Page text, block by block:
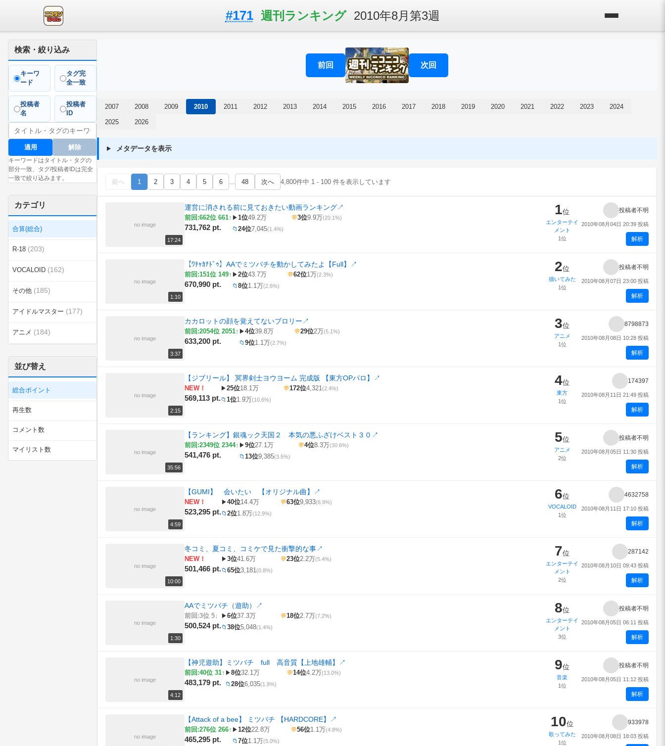
#171 週刊ランキング 2010年8月第3週
検索・絞り込み
キーワ
ード
タグ完
全一致
投稿者
名
投稿者
ID
適用 解除
キーワードはタイトル・タグの
部分一致、タグ/投稿者IDは完全
一致で絞り込みます。
カテゴリ
合算(総合)
R-18 (203)
VOCALOID (162)
その他 (185)
アイドルマスター (177)
アニメ (184)
ゲーム (167)
スポーツ
並び替え
総合ポイント
再生数
コメント数
マイリスト数
前回 次回
2007 2008 2009 2010 2011 2012 2013 2014 2015 2016 2017 2018 2019 2020 2021 2022 2023 2024
2025 2026
メタデータを表示
前へ 1 2 3 4 5 6 ... 48 次へ 4,800件中 1 - 100 件を表示しています
no image
17:24
運営に消される前に見ておきたい動画ランキング↗
前回:662位 661↑
731,762 pt.
▶1位49.2万 💬3位9.9万(20.1%)
📁 24位7,045(1.4%)
1位
エンターテイ
メント
1位
投稿者不明
2010年08月04日 20:39 投稿
解析
no image
1:10
【ﾜﾁｬｶﾅﾄﾞｩ】AAでミツバチを動かしてみたよ【Full】 ↗
前回:151位 149↑
670,990 pt.
▶2位43.7万 💬62位1万(2.3%)
📁 8位1.1万(2.6%)
2位
描いてみた
1位
投稿者不明
2010年08月07日 23:00 投稿
解析
no image
3:37
カカロットの顔を覚えてないブロリー↗
前回:2054位 2051↑
633,200 pt.
▶4位39.8万 💬29位2万(5.1%)
📁 9位1.1万(2.7%)
3位
アニメ
1位
8798873
2010年08月08日 10:28 投稿
解析
no image
2:15
【ジブリール】 冥界剣士ヨウヨーム 完成版 【東方OPパロ】 ↗
NEW！
569,113 pt.
▶25位18.1万 💬172位4,321(2.4%)
📁 1位1.9万(10.6%)
4位
東方
1位
174397
2010年08月11日 21:49 投稿
解析
no image
35:56
【ランキング】銀魂ック天国２ 本気の悪ふざけベスト３０ ↗
前回:2349位 2344↑
541,476 pt.
▶9位27.1万 💬4位8.3万(30.6%)
📁 13位9,385(3.5%)
5位
アニメ
2位
投稿者不明
2010年08月05日 11:30 投稿
解析
no image
4:59
【GUMI】 会いたい 【オリジナル曲】 ↗
NEW！
523,295 pt.
▶40位14.4万 💬63位9,933(6.9%)
📁 2位1.8万(12.9%)
6位
VOCALOID
1位
4632758
2010年08月11日 17:10 投稿
解析
no image
10:00
冬コミ、夏コミ、コミケで見た衝撃的な事↗
NEW！
501,466 pt.
▶3位41.6万 💬23位2.2万(5.4%)
📁 65位3,181(0.8%)
7位
エンターテイ
メント
2位
287142
2010年08月10日 09:43 投稿
解析
no image
1:30
AAでミツバチ（遊助） ↗
前回:3位 5↓
500,524 pt.
▶6位37.3万 💬18位2.7万(7.2%)
📁 38位5,048(1.4%)
8位
エンターテイ
メント
3位
投稿者不明
2010年08月05日 06:11 投稿
解析
no image
4:12
【神児遊助】ミツバチ full 高音質【上地雄輔】 ↗
前回:40位 31↑
483,179 pt.
▶8位32.1万 💬14位4.2万(13.0%)
📁 28位6,035(1.9%)
9位
音楽
1位
投稿者不明
2010年08月05日 11:12 投稿
解析
no image
【Attack of a bee】 ミツバチ 【HARDCORE】 ↗
前回:276位 266↑
465,295 pt.
▶12位22.8万 💬56位1.1万(4.8%)
📁 7位1.1万(5.0%)
10位
歌ってみた
1位
933978
2010年08月08日 18:03 投稿